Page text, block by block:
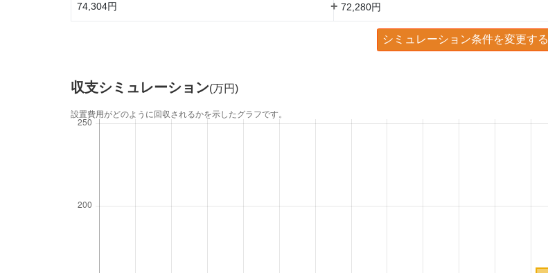
74,304円 + 72,280円
シミュレーション条件を変更する
収支シミュレーション(万円)
設置費用がどのように回収されるかを示したグラフです。